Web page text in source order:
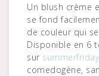
Un blush crème
se fond
de couleur qui
Disponible en 6
sur
comedogène,